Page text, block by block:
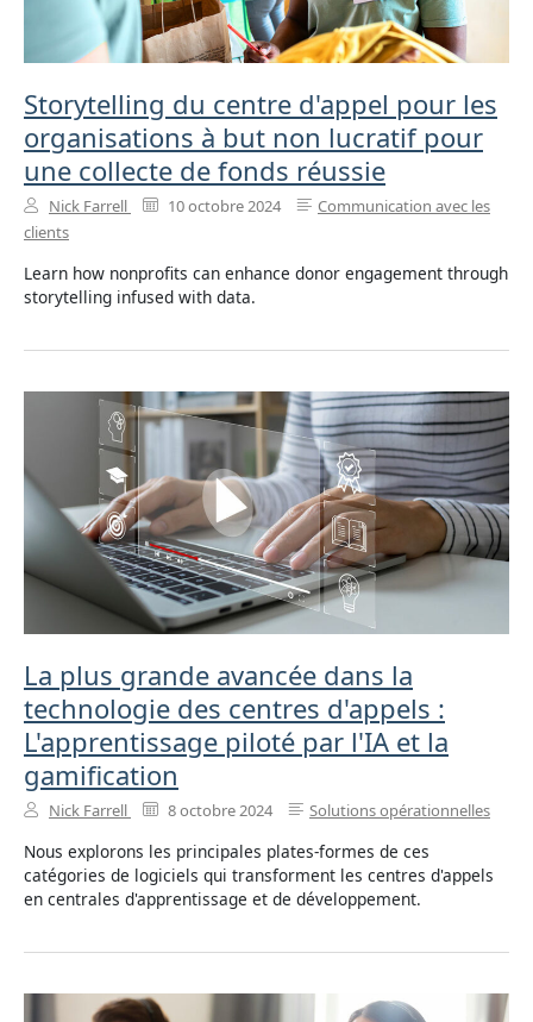
Storytelling du centre d'appel pour les
organisations à but non lucratif pour
une collecte de fonds réussie
Nick Farrell 10 octobre 2024
Communication avec les
clients
Learn how nonprofits can enhance donor engagement through
storytelling infused with data.
La plus grande avancée dans la
technologie des centres d'appels :
L'apprentissage piloté par l'IA et la
gamification
Nick Farrell 8 octobre 2024 Solutions opérationnelles
Nous explorons les principales plates-formes de ces
catégories de logiciels qui transforment les centres d'appels
en centrales d'apprentissage et de développement.